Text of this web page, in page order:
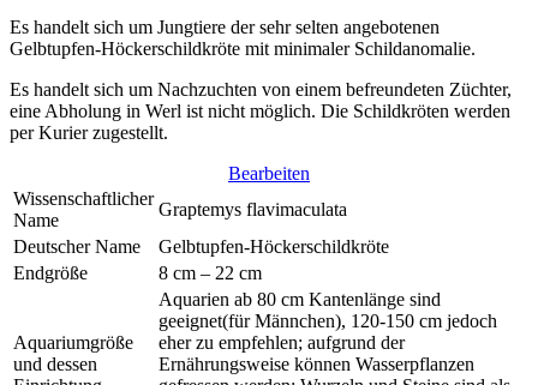
Es handelt sich um Jungtiere der sehr selten angebotenen
Gelbtupfen-Höckerschildkröte mit minimaler Schildanomalie.
Es handelt sich um Nachzuchten von einem befreundeten Züchter,
eine Abholung in Werl ist nicht möglich. Die Schildkröten werden
per Kurier zugestellt.
Bearbeiten
Wissenschaftlicher
Name
Graptemys flavimaculata
Deutscher Name
Gelbtupfen-Höckerschildkröte
Endgröße
8 cm – 22 cm
Aquariumgröße
und dessen
Aquarien ab 80 cm Kantenlänge sind
geeignet(für Männchen), 120-150 cm jedoch
eher zu empfehlen; aufgrund der
Ernährungsweise können Wasserpflanzen